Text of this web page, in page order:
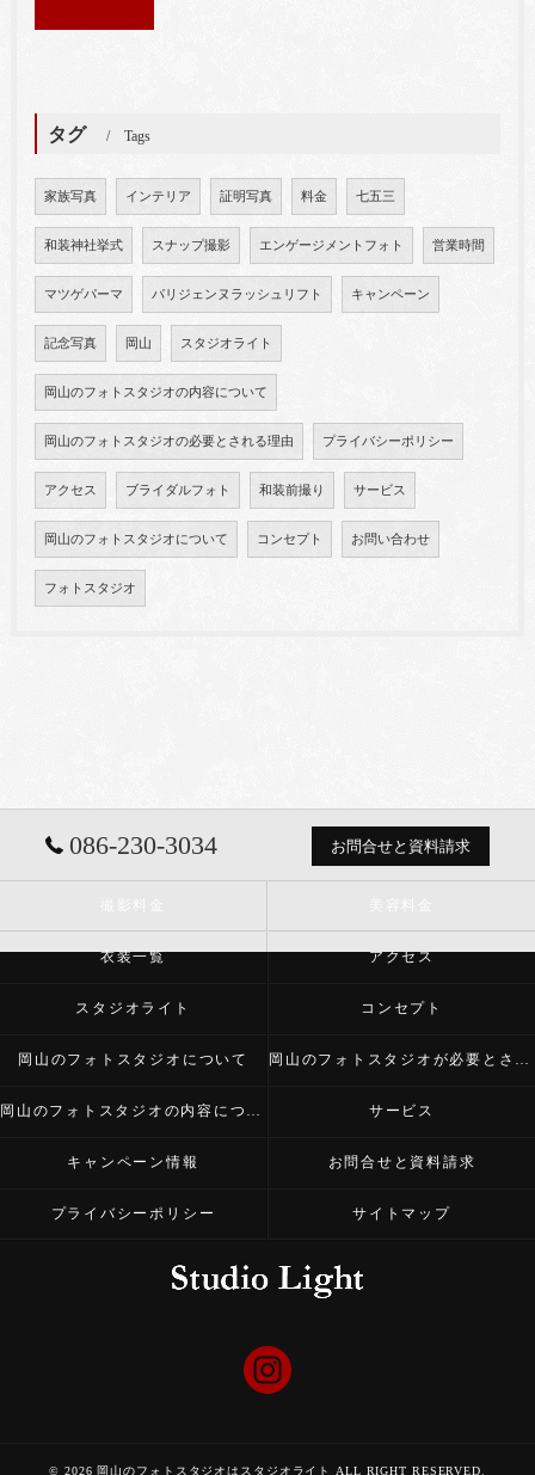
タグ Tags
家族写真 インテリア 証明写真 料金 七五三
和装神社挙式 スナップ撮影 エンゲージメントフォト 営業時間
マツゲパーマ パリジェンヌラッシュリフト キャンペーン
記念写真 岡山 スタジオライト
岡山のフォトスタジオの内容について
岡山のフォトスタジオの必要とされる理由 プライバシーポリシー
アクセス ブライダルフォト 和装前撮り サービス
岡山のフォトスタジオについて コンセプト お問い合わせ
フォトスタジオ
086-230-3034 お問合せと資料請求
衣装一覧 アクセス
スタジオライト コンセプト
岡山のフォトスタジオについて 岡山のフォトスタジオが必要とされる理由
岡山のフォトスタジオの内容について サービス
キャンペーン情報 お問合せと資料請求
プライバシーポリシー サイトマップ
© 2026 岡山のフォトスタジオはスタジオライト ALL RIGHT RESERVED.